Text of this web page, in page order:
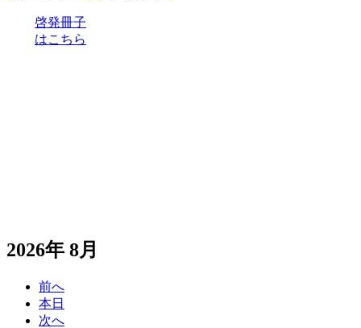
啓発冊子
はこちら
2026年 8月
前へ
本日
次へ